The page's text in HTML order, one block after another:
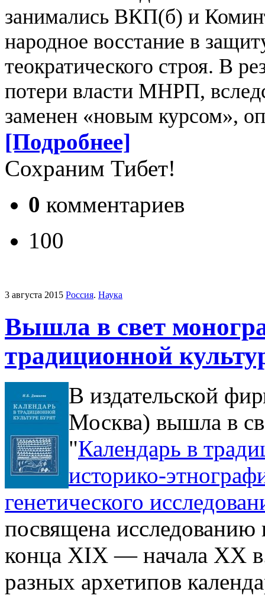
занимались ВКП(б) и
народное восстание в
теократического строя. В
потери власти МНРП,
заменен «новым курсом»,
[Подробнее]
Сохраним Тибет!
0 комментариев
100
3 августа 2015 Россия. Наука
Вышла в свет
традиционной
В издательской
Москва) вышла в
"Календарь в
историко-
генетического
посвящена исследованию
конца XIX — начала XX
разных архетипов